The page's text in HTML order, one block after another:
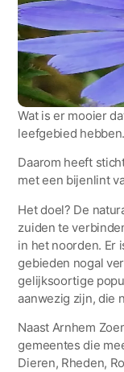
Wat is er mooier
leefgebied
Daarom heeft
met een bijenlint
Het doel? De
zuiden te
in het noorden. Er
gebieden nogal
gelijksoortige
aanwezig zijn, die
Naast Arnhem
gemeentes die
Dieren, Rheden,